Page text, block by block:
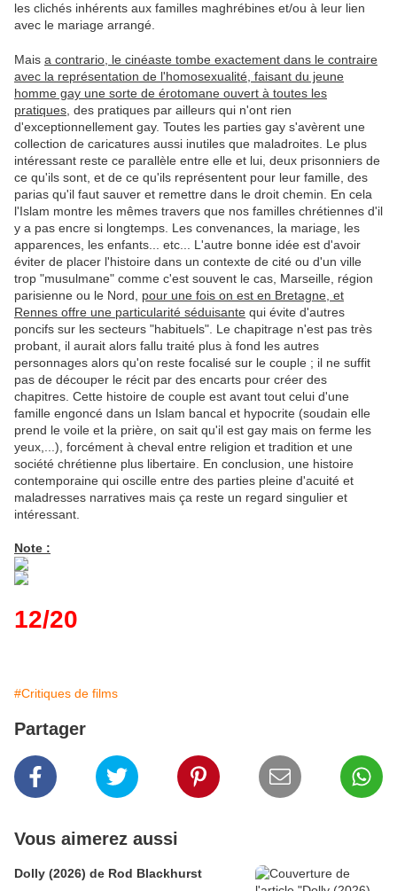
les clichés inhérents aux familles maghrébines et/ou à leur lien
avec le mariage arrangé.
Mais a contrario, le cinéaste tombe exactement dans le contraire
avec la représentation de l'homosexualité, faisant du jeune
homme gay une sorte de érotomane ouvert à toutes les
pratiques , des pratiques par ailleurs qui n'ont rien
d'exceptionnellement gay. Toutes les parties gay s'avèrent une
collection de caricatures aussi inutiles que maladroites. Le plus
intéressant reste ce parallèle entre elle et lui, deux prisonniers de
ce qu'ils sont, et de ce qu'ils représentent pour leur famille, des
parias qu'il faut sauver et remettre dans le droit chemin. En cela
l'Islam montre les mêmes travers que nos familles chrétiennes d'il
y a pas encre si longtemps. Les convenances, la mariage, les
apparences, les enfants... etc... L'autre bonne idée est d'avoir
éviter de placer l'histoire dans un contexte de cité ou d'un ville
trop "musulmane" comme c'est souvent le cas, Marseille, région
parisienne ou le Nord, pour une fois on est en Bretagne, et
Rennes offre une particularité séduisante qui évite d'autres
poncifs sur les secteurs "habituels". Le chapitrage n'est pas très
probant, il aurait alors fallu traité plus à fond les autres
personnages alors qu'on reste focalisé sur le couple ; il ne suffit
pas de découper le récit par des encarts pour créer des
chapitres. Cette histoire de couple est avant tout celui d'une
famille engoncé dans un Islam bancal et hypocrite (soudain elle
prend le voile et la prière, on sait qu'il est gay mais on ferme les
yeux,...), forcément à cheval entre religion et tradition et une
société chrétienne plus libertaire. En conclusion, une histoire
contemporaine qui oscille entre des parties pleine d'acuité et
maladresses narratives mais ça reste un regard singulier et
intéressant.
Note :
12/20
#Critiques de films
Partager
Vous aimerez aussi
Dolly (2026) de Rod Blackhurst